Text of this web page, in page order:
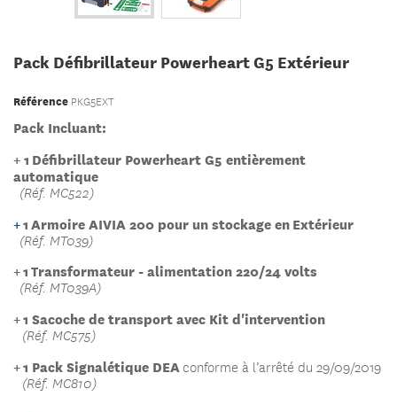
Pack Défibrillateur Powerheart G5 Extérieur
Référence PKG5EXT
Pack Incluant:
+ 1 Défibrillateur Powerheart G5 entièrement
automatique
(Réf. MC522)
+1 Armoire AIVIA 200 pour un stockage en Extérieur
(Réf. MT039)
+1 Transformateur - alimentation 220/24 volts
(Réf. MT039A)
+1 Sacoche de transport avec Kit d'intervention
(Réf. MC575)
+1 Pack Signalétique DEAconforme à l’arrêté du 29/09/2019
(Réf. MC810)